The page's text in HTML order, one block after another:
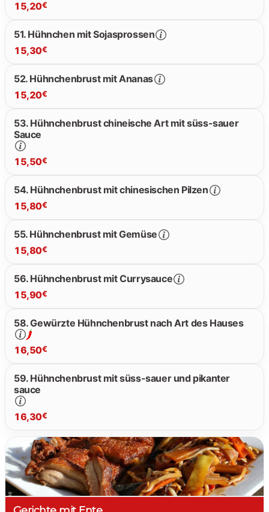
15,20€
51. Hühnchen mit Sojasprossen
15,30€
52. Hühnchenbrust mit Ananas
15,20€
53. Hühnchenbrust chineische Art mit süss-sauer
Sauce
15,50€
54. Hühnchenbrust mit chinesischen Pilzen
15,80€
55. Hühnchenbrust mit Gemüse
15,80€
56. Hühnchenbrust mit Currysauce
15,90€
58. Gewürzte Hühnchenbrust nach Art des Hauses
16,50€
59. Hühnchenbrust mit süss-sauer und pikanter
sauce
16,30€
16.30 €